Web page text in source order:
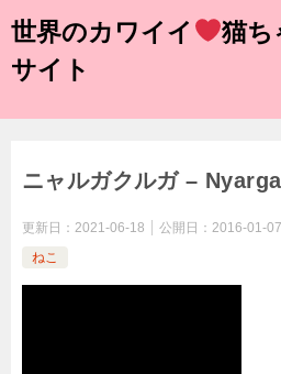
世界のカワイイ
猫ち
サイト
ニャルガクルガ –
更新日： 2021-06-18 公開日： 2016-01-07
ねこ